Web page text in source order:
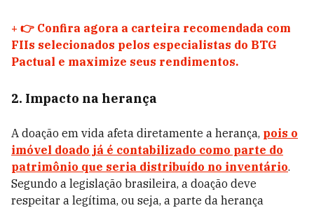
+ 👉 Confira agora a carteira recomendada com
FIIs selecionados pelos especialistas do BTG
Pactual e maximize seus rendimentos.
2. Impacto na herança
A doação em vida afeta diretamente a herança, pois o
imóvel doado já é contabilizado como parte do
patrimônio que seria distribuído no inventário.
Segundo a legislação brasileira, a doação deve
respeitar a legítima, ou seja, a parte da herança